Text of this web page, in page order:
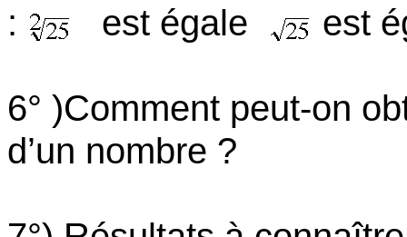
:
est égale est
6° )Comment peut-on
d’un nombre ?